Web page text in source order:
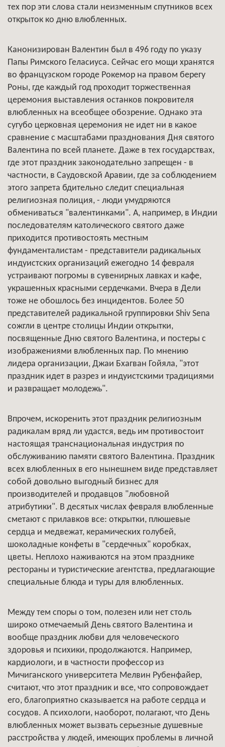
тех пор эти слова стали неизменным спутников всех
открыток ко дню влюбленных.
Канонизирован Валентин был в 496 году по указу
Папы Римского Геласиуса. Сейчас его мощи хранятся
во французском городе Рокемор на правом берегу
Роны, где каждый год проходит торжественная
церемония выставления останков покровителя
влюбленных на всеобщее обозрение. Однако эта
сугубо церковная церемония не идет ни в какое
сравнение с масштабами празднования Дня святого
Валентина по всей планете. Даже в тех государствах,
где этот праздник законодательно запрещен - в
частности, в Саудовской Аравии, где за соблюдением
этого запрета бдительно следит специальная
религиозная полиция, - люди умудряются
обмениваться "валентинками". А, например, в Индии
последователям католического святого даже
приходится противостоять местным
фундаменталистам - представители радикальных
индуистских организаций ежегодно 14 февраля
устраивают погромы в сувенирных лавках и кафе,
украшенных красными сердечками. Вчера в Дели
тоже не обошлось без инцидентов. Более 50
представителей радикальной группировки Shiv Sena
сожгли в центре столицы Индии открытки,
посвященные Дню святого Валентина, и постеры с
изображениями влюбленных пар. По мнению
лидера организации, Джаи Бхагван Гойяла, "этот
праздник идет в разрез и индуистскими традициями
и развращает молодежь".
Впрочем, искоренить этот праздник религиозным
радикалам вряд ли удастся, ведь им противостоит
настоящая транснациональная индустрия по
обслуживанию памяти святого Валентина. Праздник
всех влюбленных в его нынешнем виде представляет
собой довольно выгодный бизнес для
производителей и продавцов "любовной
атрибутики". В десятых числах февраля влюбленные
сметают с прилавков все: открытки, плюшевые
сердца и медвежат, керамических голубей,
шоколадные конфеты в "сердечных" коробках,
цветы. Неплохо наживаются на этом празднике
рестораны и туристические агентства, предлагающие
специальные блюда и туры для влюбленных.
Между тем споры о том, полезен или нет столь
широко отмечаемый День святого Валентина и
вообще праздник любви для человеческого
здоровья и психики, продолжаются. Например,
кардиологи, и в частности профессор из
Мичиганского университета Мелвин Рубенфайер,
считают, что этот праздник и все, что сопровождает
его, благоприятно сказывается на работе сердца и
сосудов. А психологи, наоборот, полагают, что День
влюбленных может вызвать серьезные душевные
расстройства у людей, имеющих проблемы в личной